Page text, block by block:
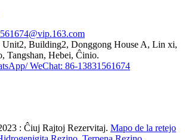
Unit2, Building2, Donggong House A, Lin xi,
Tangshan, Hebei, Ĉinio.
WeChat: 86-13831561674
: Ĉiuj Rajtoj Rezervitaj. Mapo de la retejo